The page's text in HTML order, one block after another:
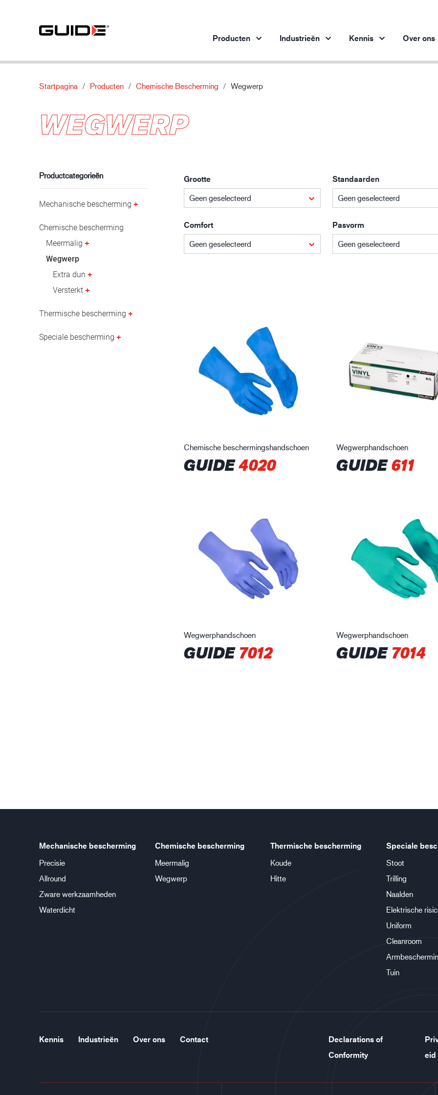
Producten
Mechanische bescherming
Chemische bescherming
Logistiek
Industrieën
Olie- en gasindustrie Bouw en constructie
Kennis
Normen
Eigenschappen
Over ons
Over ons
Contact
Startpagina Producten Chemische Bescherming Wegwerp
WEGWERP
Productcategorieën
Mechanische bescherming
Chemische bescherming
Meermalig
Wegwerp
Extra dun
Versterkt
Thermische bescherming
Speciale bescherming
Grootte
Geen geselecteerd
Standaarden
Geen geselecteerd
Comfort
Geen geselecteerd
Pasvorm
Geen geselecteerd
Chemische beschermingshandschoen
GUIDE4020
Wegwerphandschoen
GUIDE611
Wegwerphandschoen
GUIDE7012
Wegwerphandschoen
GUIDE7014
Mechanische bescherming
Precisie
Allround
Zware werkzaamheden
Waterdicht
Chemische bescherming
Meermalig
Wegwerp
Thermische bescherming
Koude
Hitte
Speciale
Stoot
Trilling
Naalden
Elektrische
Uniform
Cleanroom
Tuin
Kennis Industrieën Over ons Contact
Declarations of
Conformity
eid